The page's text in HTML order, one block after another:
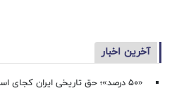
آخرین اخبار
«۵۰ درصد»؛ حق تاریخی ایران کجای اسناد ایستاده است؟